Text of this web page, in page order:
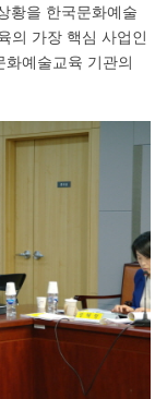
황을 한국문화예술
의 가장 핵심 사업인
예술교육 기관의